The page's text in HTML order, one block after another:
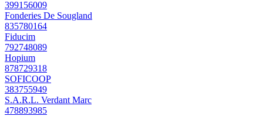
399156009
Fonderies De Sougland
835780164
Fiducim
792748089
Hopium
878729318
SOFICOOP
383755949
S.A.R.L. Verdant Marc
478893985